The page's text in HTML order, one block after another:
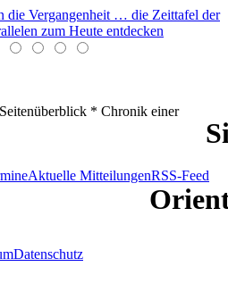
die Vergangenheit … die Zeittafel der
zum Heute entdecken
* Chronik einer
Aktuelle MitteilungenRSS-Feed
Datenschutz